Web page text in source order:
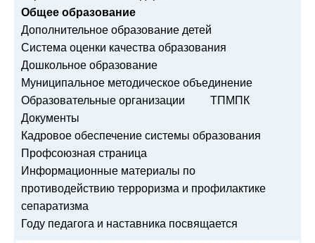
Общее образование
Дополнительное образование детей
Система оценки качества образования
Дошкольное образование
Муниципальное методическое объединение
Образовательные организации
ТПМПК
Документы
Кадровое обеспечение системы образования
Профсоюзная страница
Информационные материалы по
противодействию терроризма и профилактике
сепаратизма
Году педагога и наставника посвящается